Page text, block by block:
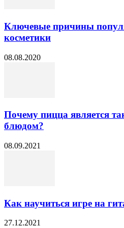
Ключевые причины
косметики
08.08.2020
Почему пицца является
блюдом?
08.09.2021
Как научиться игре на
27.12.2021